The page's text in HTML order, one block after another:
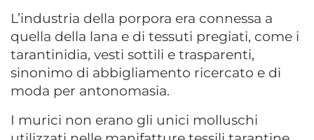
L’industria della porpora era connessa a
quella della lana e di tessuti pregiati, come i
tarantinidia, vesti sottili e trasparenti,
sinonimo di abbigliamento ricercato e di
moda per antonomasia.
I murici non erano gli unici molluschi